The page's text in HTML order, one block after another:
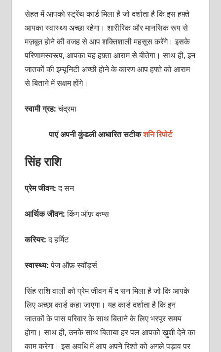
सेहत में आपको स्ट्रेंथ कार्ड मिला है जो दर्शाता है कि इस हफ़्ते
आपका स्वास्थ्य अच्छा रहेगा। शारीरिक और मानसिक रूप से
मज़बूत होने की वजह से आप शक्तिशाली महसूस करेंगे। इसके
परिणामस्वरूप, आपका यह हफ़्ता आराम से बीतेगा। साथ ही, इन
जातकों की इम्यूनिटी अच्छी होने के कारण आप हफ्ते को आराम
से बिताने में सक्षम होंगे।
स्वामी ग्रह:चंद्रमा
पाएं अपनी कुंडली आधारित सटीकशनि रिपोर्ट
सिंह राशि
प्रेम जीवन:द सन
आर्थिक जीवन:किंग ऑफ़ कप्स
करियर:द हर्मिट
स्वास्थ्य:पेज ऑफ़ स्वॉर्ड्स
सिंह राशि वालों को प्रेम जीवन में द सन मिला है जो कि आपके
लिए अच्छा कार्ड कहा जाएगा। यह कार्ड दर्शाता है कि इन
जातकों के पास परिवार के साथ बिताने के लिए भरपूर समय
होगा। साथ ही, उनके साथ बिताया हर पल आपको ख़ुशी देने का
काम करेगा। इस अवधि में आप अपने रिश्ते को अगले पड़ाव पर